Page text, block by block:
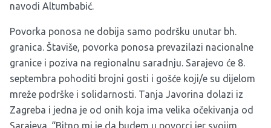
navodi Altumbabić.
Povorka ponosa ne dobija samo podršku unutar bh.
granica. Štaviše, povorka ponosa prevazilazi nacionalne
granice i poziva na regionalnu saradnju. Sarajevo će 8.
septembra pohoditi brojni gosti i gošće koji/e su dijelom
mreže podrške i solidarnosti. Tanja Javorina dolazi iz
Zagreba i jedna je od onih koja ima velika očekivanja od
Sarajeva. “Bitno mi je da budem u povorci jer svojim